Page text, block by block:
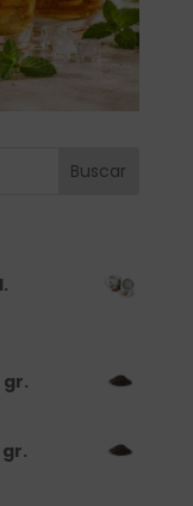
Buscar
gr.